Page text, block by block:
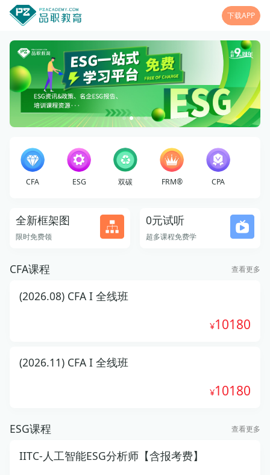
下载APP
CFA ESG 双碳 FRM® CPA
全新框架图
限时免费领
0元试听
超多课程免费学
CFA课程 查看更多
(2026.08) CFA I 全线班
10180
(2026.11) CFA I 全线班
10180
ESG课程 查看更多
IITC-人工智能ESG分析师【含报考费】